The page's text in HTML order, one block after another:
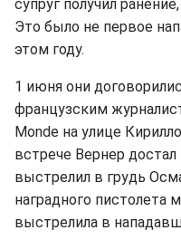
супруг получил
Это было не первое
этом году.
1 июня они
французским
Monde на улице
встрече Вернер достал
выстрелил в грудь
наградного
выстрелила в